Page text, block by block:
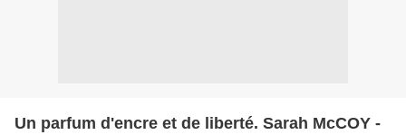
Un parfum d'encre et de liberté. Sarah McCOY -